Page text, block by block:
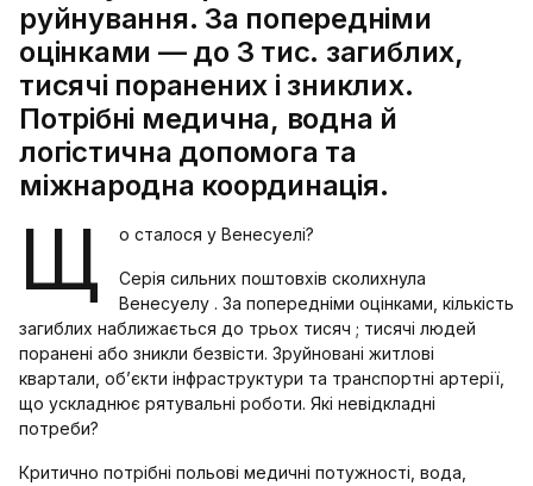
руйнування. За попередніми
оцінками — до 3 тис. загиблих,
тисячі поранених і зниклих.
Потрібні медична, водна й
логістична допомога та
міжнародна координація.
Щ о сталося у Венесуелі?
Серія сильних поштовхів сколихнула
Венесуелу . За попередніми оцінками, кількість
загиблих наближається до трьох тисяч ; тисячі людей
поранені або зникли безвісти. Зруйновані житлові
квартали, об’єкти інфраструктури та транспортні артерії,
що ускладнює рятувальні роботи. Які невідкладні
потреби?
Критично потрібні польові медичні потужності, вода,